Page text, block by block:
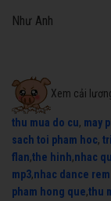
Như Anh
Xem cải
thu mua do cu, may
sach toi pham hoc,
flan,the hinh,nhac
mp3,nhac dance
pham hong que,thu